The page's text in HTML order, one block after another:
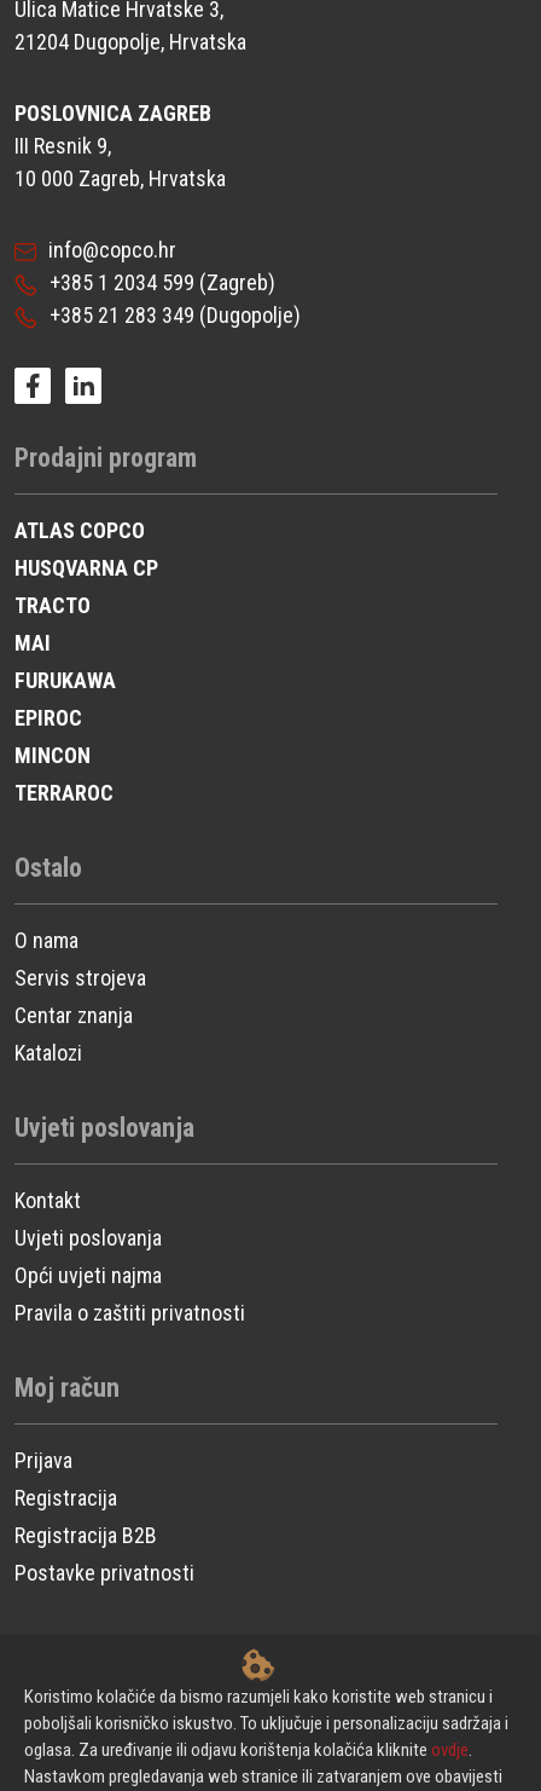
Ulica Matice Hrvatske 3,
21204 Dugopolje, Hrvatska
POSLOVNICA ZAGREB
III Resnik 9,
10 000 Zagreb, Hrvatska
info@copco.hr
+385 1 2034 599 (Zagreb)
+385 21 283 349 (Dugopolje)
Prodajni program
ATLAS COPCO
HUSQVARNA CP
TRACTO
MAI
FURUKAWA
EPIROC
MINCON
TERRAROC
Ostalo
O nama
Servis strojeva
Centar znanja
Katalozi
Uvjeti poslovanja
Kontakt
Uvjeti poslovanja
Opći uvjeti najma
Pravila o zaštiti privatnosti
Moj račun
Prijava
Registracija
Registracija B2B
Koristimo kolačiće da bismo razumjeli kako koristite web stranicu i
poboljšali korisničko iskustvo. To uključuje i personalizaciju sadržaja i
oglasa. Za uređivanje ili odjavu korištenja kolačića kliknite ovdje.
Nastavkom pregledavanja web stranice ili zatvaranjem ove obavijesti
Postavke privatnosti
© CP Power Technique d.o.o. - Sva prava pridržana.
Izrada web stranica